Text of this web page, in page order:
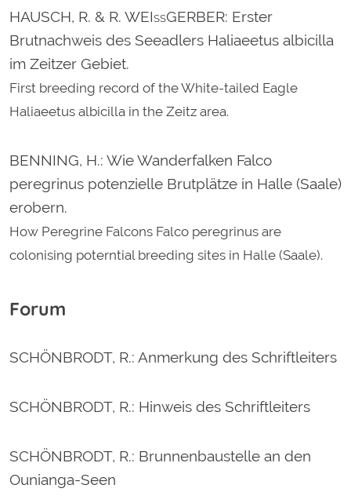
HAUSCH, R. & R. WEIßGERBER: Erster
Brutnachweis des Seeadlers Haliaeetus albicilla
im Zeitzer Gebiet.
First breeding record of the White-tailed Eagle
Haliaeetus albicilla in the Zeitz area.
BENNING, H.: Wie Wanderfalken Falco
peregrinus potenzielle Brutplätze in Halle (Saale)
erobern.
How Peregrine Falcons Falco peregrinus are
colonising poterntial breeding sites in Halle (Saale).
Forum
SCHÖNBRODT, R.: Anmerkung des Schriftleiters
SCHÖNBRODT, R.: Hinweis des Schriftleiters
SCHÖNBRODT, R.: Brunnenbaustelle an den
Ounianga-Seen